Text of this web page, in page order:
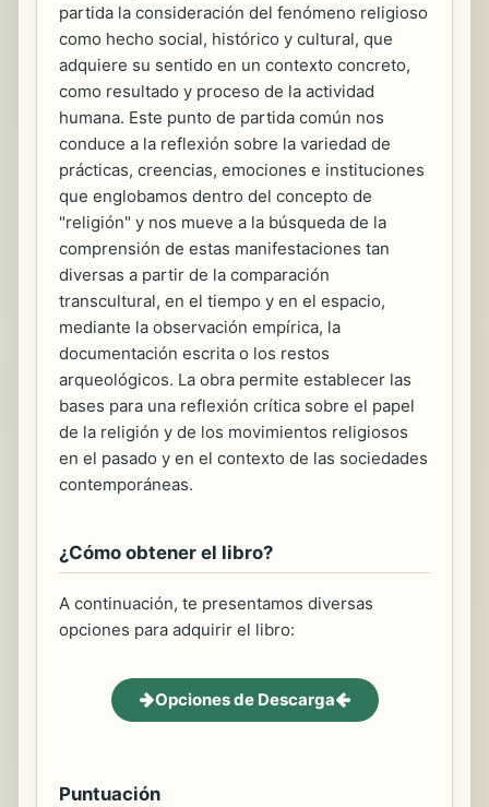
partida la consideración del fenómeno religioso
como hecho social, histórico y cultural, que
adquiere su sentido en un contexto concreto,
como resultado y proceso de la actividad
humana. Este punto de partida común nos
conduce a la reflexión sobre la variedad de
prácticas, creencias, emociones e instituciones
que englobamos dentro del concepto de
"religión" y nos mueve a la búsqueda de la
comprensión de estas manifestaciones tan
diversas a partir de la comparación
transcultural, en el tiempo y en el espacio,
mediante la observación empírica, la
documentación escrita o los restos
arqueológicos. La obra permite establecer las
bases para una reflexión crítica sobre el papel
de la religión y de los movimientos religiosos
en el pasado y en el contexto de las sociedades
contemporáneas.
¿Cómo obtener el libro?
A continuación, te presentamos diversas
opciones para adquirir el libro:
Opciones de Descarga
Puntuación